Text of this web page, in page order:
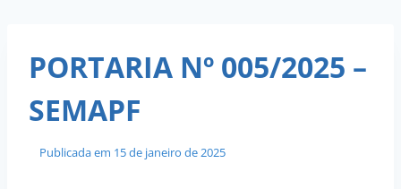
PORTARIA Nº 005/2025 –
SEMAPF
Publicada em 15 de janeiro de 2025